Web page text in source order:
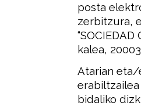
posta
zerbitzura,
kalea,
Atarian
bidaliko